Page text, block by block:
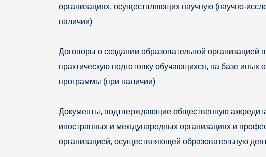
организациях, осуществляющих научную (научно-
наличии)
Договоры о создании образовательной
практическую подготовку обучающихся, на базе
программы (при наличии)
Документы, подтверждающие общественную
иностранных и международных организациях и
организацией, осуществляющей образовательную